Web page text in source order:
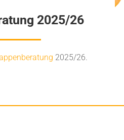
2025/26
2025/26.